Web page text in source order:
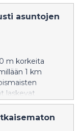
asuntojen
m korkeita
1 km
laskevat
lähempänä
km), ja mitä
on kyse.